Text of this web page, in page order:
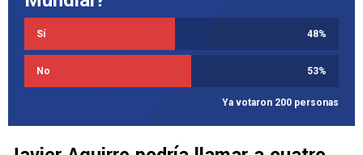
Sí 48%
No 53%
Ya votaron 200 personas